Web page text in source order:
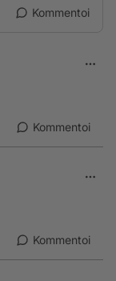
Kommentoi
Kommentoi
Kommentoi